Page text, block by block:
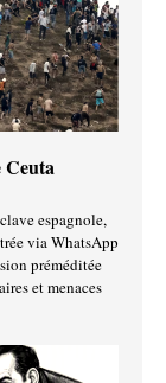
Ceuta
espagnole,
via WhatsApp
préméditée
et menaces